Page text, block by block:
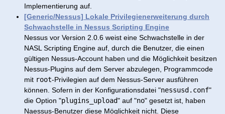
Implementierung auf.
[Generic/Nessus] Lokale Privilegienerweiterung durch
Schwachstelle in Nessus Scripting Engine
Nessus vor Version 2.0.6 weist eine Schwachstelle in der
NASL Scripting Engine auf, durch die Benutzer, die einen
gültigen Nessus-Account haben und die Möglichkeit besitzen
Nessus-Plugins auf dem Server abzulegen, Programmcode
mit root-Privilegien auf dem Nessus-Server ausführen
können. Sofern in der Konfigurationsdatei "nessusd.conf"
die Option "plugins_upload" auf "no" gesetzt ist, haben
Naessus-Benutzer diese Möglichkeit nicht. Diese